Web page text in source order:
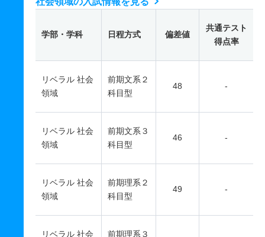
学部・学科 日程方式 偏差値
共通テスト
得点率
リベラル 社会
領域
前期文系２
科目型
48 -
リベラル 社会
領域
前期文系３
科目型
46 -
リベラル 社会
領域
前期理系２
科目型
49 -
リベラル 社会 前期理系３